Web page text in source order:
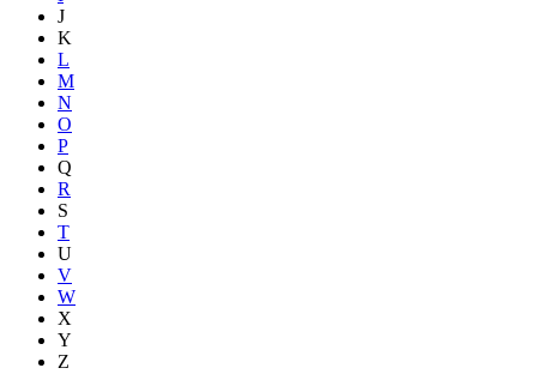
J
K
L
M
N
O
P
Q
R
S
T
U
V
W
X
Y
Z